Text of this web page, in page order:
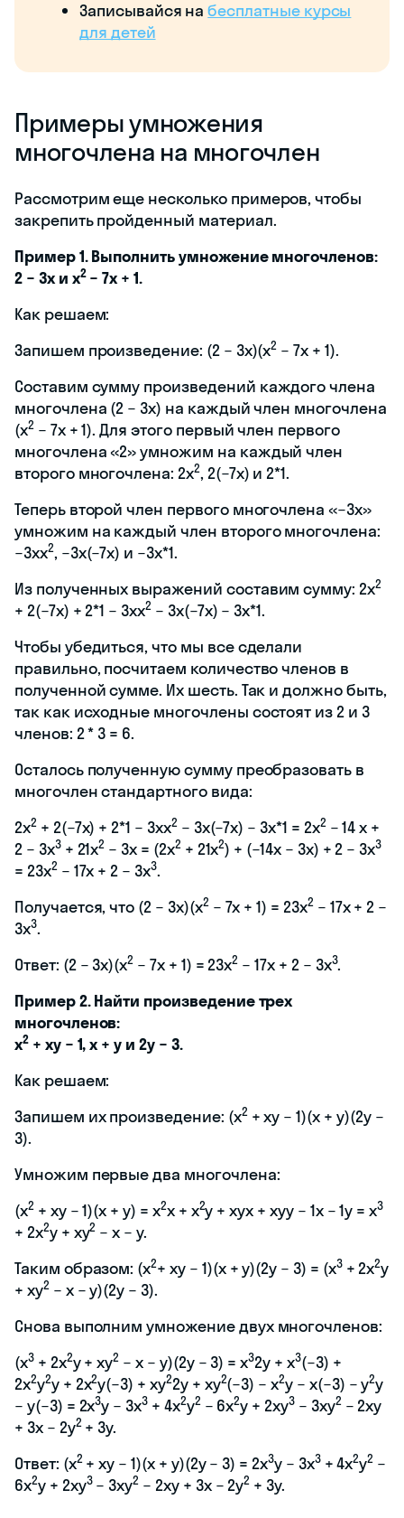
Записывайся набесплатные курсы
для детей
Примеры умножения
многочлена на многочлен
Рассмотрим еще несколько примеров, чтобы
закрепить пройденный материал.
Пример 1. Выполнить умножение многочленов:
2 − 3x и x2− 7x + 1.
Как решаем:
Запишем произведение: (2 − 3x)(x2 − 7x + 1).
Составим сумму произведений каждого члена
многочлена (2 − 3x) на каждый член многочлена
(x2− 7x + 1). Для этого первый член первого
многочлена «2» умножим на каждый член
второго многочлена: 2x2, 2(−7x) и 2*1.
Теперь второй член первого многочлена «−3x»
умножим на каждый член второго многочлена:
−3xx2, −3x(−7x) и −3x*1.
Из полученных выражений составим сумму: 2x2
+ 2(−7x) + 2*1 − 3xx2− 3x(−7x) − 3x*1.
Чтобы убедиться, что мы все сделали
правильно, посчитаем количество членов в
полученной сумме. Их шесть. Так и должно быть,
так как исходные многочлены состоят из 2 и 3
членов: 2 * 3 = 6.
Осталось полученную сумму преобразовать в
многочлен стандартного вида:
2x2+ 2(−7x) + 2*1 − 3xx2− 3x(−7x) − 3x*1 = 2x2− 14 x +
2 − 3x3+ 21x2 − 3x = (2x2+ 21x2) + (−14x − 3x) + 2 − 3x3
= 23x2− 17x + 2 − 3x3.
Получается, что (2 − 3x)(x2− 7x + 1) = 23x2− 17x + 2 −
3x3.
Ответ: (2 − 3x)(x2 − 7x + 1) = 23x2 − 17x + 2 − 3x3.
Пример 2. Найти произведение трех
многочленов:
x2+ xy − 1, x + y и 2y − 3.
Как решаем:
Запишем их произведение: (x2+ xy − 1)(x + y)(2y −
3).
Умножим первые два многочлена:
(x2+ xy − 1)(x + y) = x2x + x2y + xyx + xyy − 1x − 1y = x3
+ 2x2y + xy2 − x − y.
Таким образом: (x2+ xy − 1)(x + y)(2y − 3) = (x3+ 2x2y
+ xy2− x − y)(2y − 3).
Снова выполним умножение двух многочленов:
(x3+ 2x2y + xy2 − x − y)(2y − 3) = x32y + x3(−3) +
2x2y2y + 2x2y(−3) + xy22y + xy2(−3) − x2y − x(−3) − y2y
− y(−3) = 2x3y − 3x3 + 4x2y2− 6x2y + 2xy3− 3xy2− 2xy
+ 3x − 2y2+ 3y.
Ответ: (x2+ xy − 1)(x + y)(2y − 3) = 2x3y − 3x3+ 4x2y2 −
6x2y + 2xy3− 3xy2 − 2xy + 3x − 2y2 + 3y.